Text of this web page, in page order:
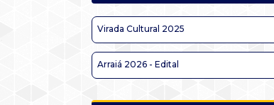
Virada Cultural 2025
Arraiá 2026 - Edital